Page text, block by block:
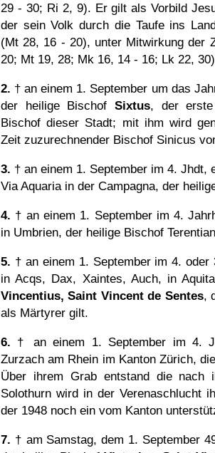
29 - 30; Ri 2, 9). Er gilt als Vorbild
der sein Volk durch die Taufe ins
(Mt 28, 16 - 20), unter Mitwirkung der
20; Mt 19, 28; Mk 16, 14 - 16; Lk 22,
2. † an einem 1. September um das
der heilige Bischof Sixtus, der erste
Bischof dieser Stadt; mit ihm wird
Zeit zuzurechnender Bischof Sinicus
3. † an einem 1. September im 4. Jhdt,
Via Aquaria in der Campagna, der
4. † an einem 1. September im 4.
in Umbrien, der heilige Bischof
5. † an einem 1. September im 4.
in Acqs, Dax, Xaintes, Auch, in
Vincentius, Saint Vincent de Sentes,
als Märtyrer gilt.
6. † an einem 1. September im 4.
Zurzach am Rhein im Kanton Zürich,
Über ihrem Grab entstand die nach
Solothurn wird in der Verenaschlucht
der 1948 noch ein vom Kanton
7. † am Samstag, dem 1. September